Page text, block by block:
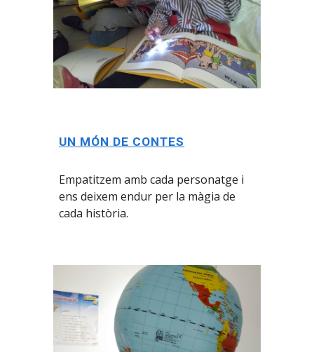
UN MÓN DE CONTES
Empatitzem amb cada personatge i
ens deixem endur per la màgia de
cada història.